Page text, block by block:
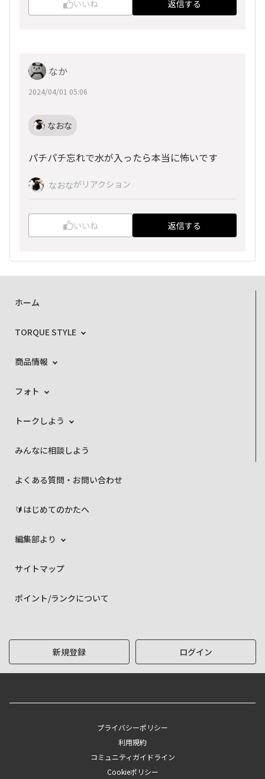
いいね 返信する
なか
2024/04/01 05:06
なおな
パチパチ忘れで水が入ったら本当に怖いです
なおながリアクション
いいね 返信する
ホーム
TORQUE STYLE
商品情報
フォト
トークしよう
みんなに相談しよう
よくある質問・お問い合わせ
🔰はじめてのかたへ
編集部より
サイトマップ
ポイント/ランクについて
新規登録 ログイン
プライバシーポリシー
利用規約
コミュニティガイドライン
Cookieポリシー